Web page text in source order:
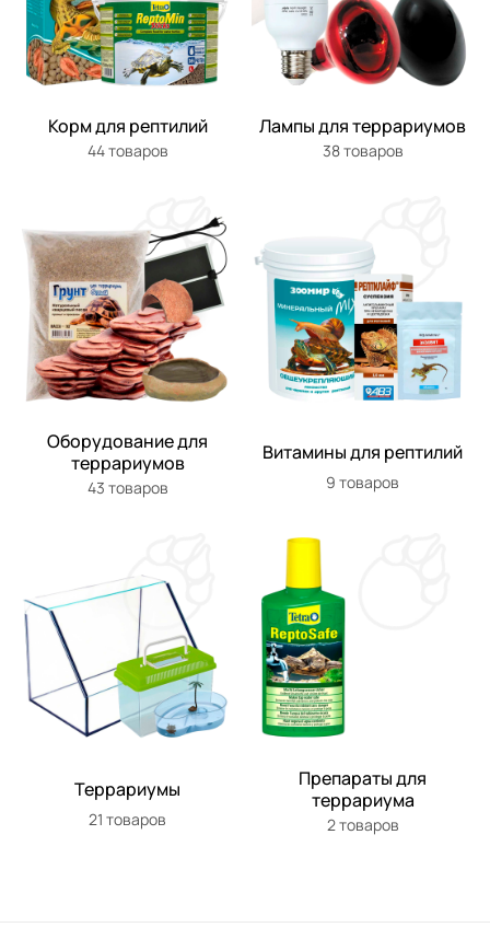
Корм для рептилий
44 товаров
Лампы для террариумов
38 товаров
Оборудование для
террариумов
43 товаров
Витамины для рептилий
9 товаров
Террариумы
21 товаров
Препараты для
террариума
2 товаров